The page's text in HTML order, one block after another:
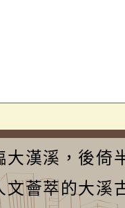
大漢溪，後倚
文薈萃的大溪